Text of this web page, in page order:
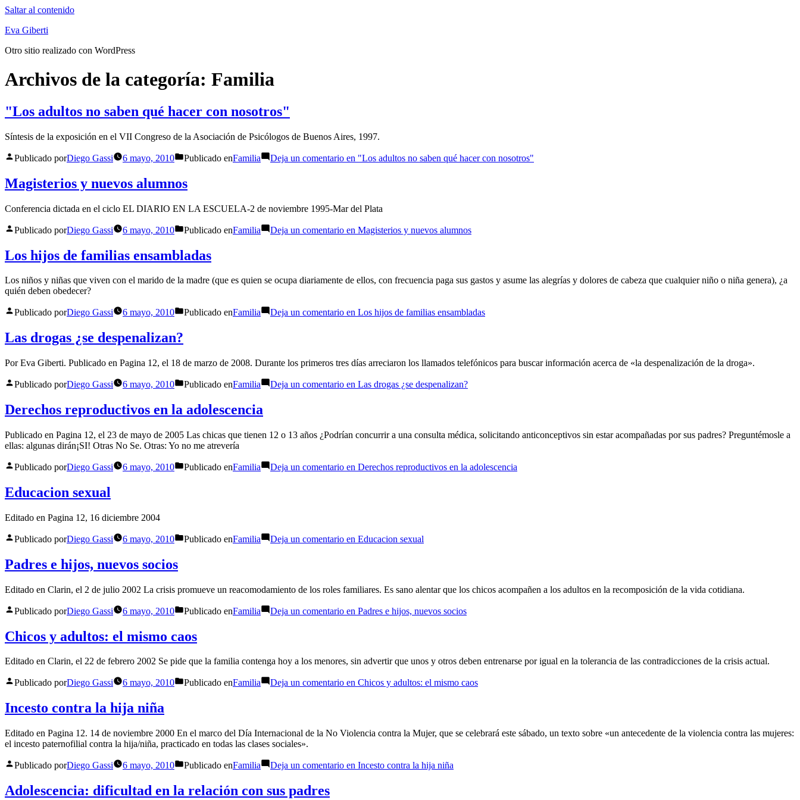
Saltar al contenido
Eva Giberti
Otro sitio realizado con WordPress
Archivos de la categoría: Familia
"Los adultos no saben qué hacer con nosotros"
Síntesis de la exposición en el VII Congreso de la Asociación de Psicólogos de Buenos Aires, 1997.
Publicado porDiego Gassi 6 mayo, 2010 Publicado enFamilia Deja un comentario en "Los adultos no saben qué hacer con nosotros"
Magisterios y nuevos alumnos
Conferencia dictada en el ciclo EL DIARIO EN LA ESCUELA-2 de noviembre 1995-Mar del Plata
Publicado porDiego Gassi 6 mayo, 2010 Publicado enFamilia Deja un comentario en Magisterios y nuevos alumnos
Los hijos de familias ensambladas
Los niños y niñas que viven con el marido de la madre (que es quien se ocupa diariamente de ellos, con frecuencia paga sus gastos y asume las alegrías y dolores de cabeza que cualquier niño o niña genera), ¿a
quién deben obedecer?
Publicado porDiego Gassi 6 mayo, 2010 Publicado enFamilia Deja un comentario en Los hijos de familias ensambladas
Las drogas ¿se despenalizan?
Por Eva Giberti. Publicado en Pagina 12, el 18 de marzo de 2008. Durante los primeros tres días arreciaron los llamados telefónicos para buscar información acerca de «la despenalización de la droga».
Publicado porDiego Gassi 6 mayo, 2010 Publicado enFamilia Deja un comentario en Las drogas ¿se despenalizan?
Derechos reproductivos en la adolescencia
Publicado en Pagina 12, el 23 de mayo de 2005 Las chicas que tienen 12 o 13 años ¿Podrían concurrir a una consulta médica, solicitando anticonceptivos sin estar acompañadas por sus padres? Preguntémosle a
ellas: algunas dirán¡SI! Otras No Se. Otras: Yo no me atrevería
Publicado porDiego Gassi 6 mayo, 2010 Publicado enFamilia Deja un comentario en Derechos reproductivos en la adolescencia
Educacion sexual
Editado en Pagina 12, 16 diciembre 2004
Publicado porDiego Gassi 6 mayo, 2010 Publicado enFamilia Deja un comentario en Educacion sexual
Padres e hijos, nuevos socios
Editado en Clarin, el 2 de julio 2002 La crisis promueve un reacomodamiento de los roles familiares. Es sano alentar que los chicos acompañen a los adultos en la recomposición de la vida cotidiana.
Publicado porDiego Gassi 6 mayo, 2010 Publicado enFamilia Deja un comentario en Padres e hijos, nuevos socios
Chicos y adultos: el mismo caos
Editado en Clarin, el 22 de febrero 2002 Se pide que la familia contenga hoy a los menores, sin advertir que unos y otros deben entrenarse por igual en la tolerancia de las contradicciones de la crisis actual.
Publicado porDiego Gassi 6 mayo, 2010 Publicado enFamilia Deja un comentario en Chicos y adultos: el mismo caos
Incesto contra la hija niña
Editado en Pagina 12. 14 de noviembre 2000 En el marco del Día Internacional de la No Violencia contra la Mujer, que se celebrará este sábado, un texto sobre «un antecedente de la violencia contra las mujeres:
el incesto paternofilial contra la hija/niña, practicado en todas las clases sociales».
Publicado porDiego Gassi 6 mayo, 2010 Publicado enFamilia Deja un comentario en Incesto contra la hija niña
Adolescencia: dificultad en la relación con sus padres